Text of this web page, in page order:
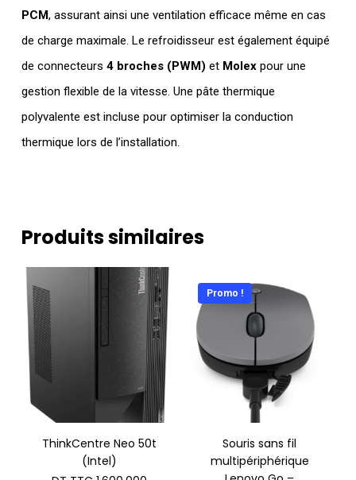
PCM, assurant ainsi une ventilation efficace même en cas
de charge maximale. Le refroidisseur est également équipé
de connecteurs 4 broches (PWM) et Molexpour une
gestion flexible de la vitesse. Une pâte thermique
polyvalente est incluse pour optimiser la conduction
thermique lors de l’installation.
Produits similaires
ThinkCentre Neo 50t
(Intel)
Promo !
Souris sans fil
multipériphérique